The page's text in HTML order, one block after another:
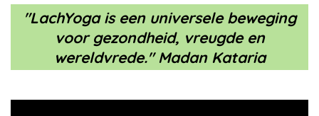
"LachYoga is een universele beweging
voor gezondheid, vreugde en
wereldvrede."Madan Kataria